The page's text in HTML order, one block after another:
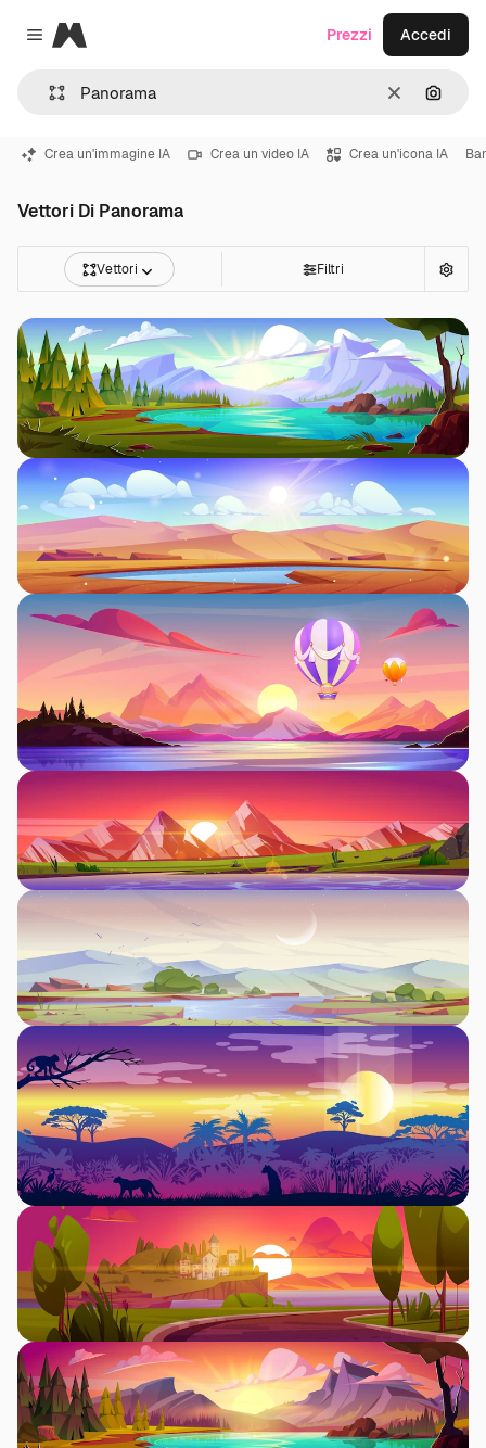
Close menu
Magnific
CancellaCerca
Prezzi Accedi
Crea un'immagine IA Crea un video IA Crea un'icona IA
Vettori Di Panorama
Vettori Filtri